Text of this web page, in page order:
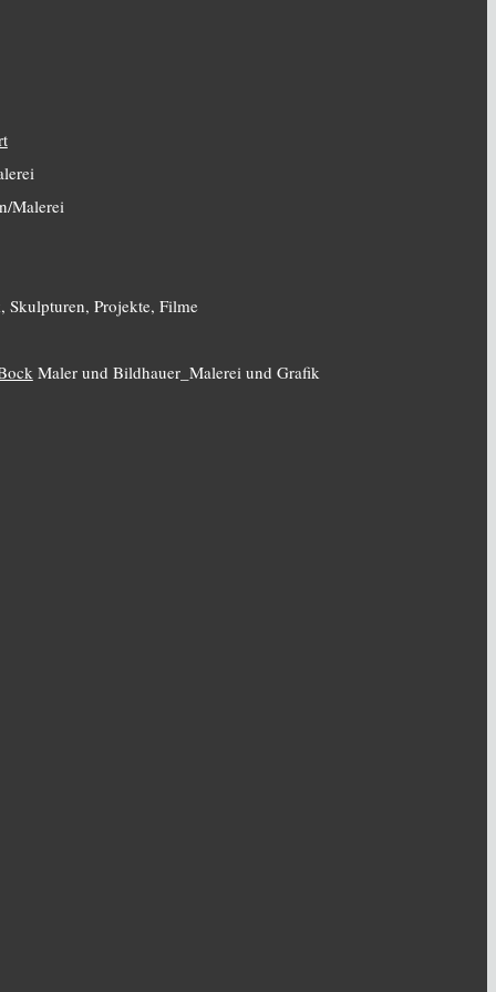
Malerei
Projekte, Filme
Maler und Bildhauer_Malerei und Grafik